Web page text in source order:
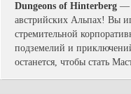
Dungeons of Hinterberg —
австрийских Альпах! Вы
стремительной
подземелий и
останется, чтобы стать